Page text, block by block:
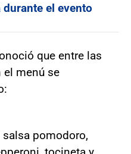
el evento
que entre las
menú se
salsa pomodoro,